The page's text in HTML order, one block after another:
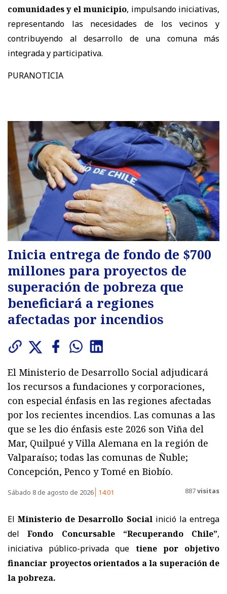
comunidades y el municipio, impulsando iniciativas,
representando las necesidades de los vecinos y
contribuyendo al desarrollo de una comuna más
integrada y participativa.
PURANOTICIA
Inicia entrega de fondo de $700
millones para proyectos de
superación de pobreza que
beneficiará a regiones
afectadas por incendios
El Ministerio de Desarrollo Social adjudicará
los recursos a fundaciones y corporaciones,
con especial énfasis en las regiones afectadas
por los recientes incendios. Las comunas a las
que se les dio énfasis este 2026 son Viña del
Mar, Quilpué y Villa Alemana en la región de
Valparaíso; todas las comunas de Ñuble;
Concepción, Penco y Tomé en Biobío.
Sábado 8 de agosto de 2026 14:01 887visitas
ElMinisterio de Desarrollo Socialinició la entrega
delFondo Concursable “Recuperando Chile”,
iniciativa público-privada que tiene por objetivo
financiar proyectos orientados a la superación de
la pobreza.